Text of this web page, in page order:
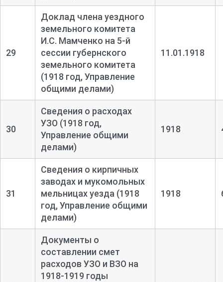
29
Доклад члена уездного
земельного комитета
И.С. Мамченко на 5-й
сессии губернского
земельного комитета
(1918 год, Управление
общими делами)
11.01.1918
30
Сведения о расходах
УЗО (1918 год,
Управление общими
делами)
1918
31
Сведения о кирпичных
заводах и мукомольных
мельницах уезда (1918
год, Управление общими
делами)
1918
Документы о
составлении смет
расходов УЗО и ВЗО на
1918-1919 годы